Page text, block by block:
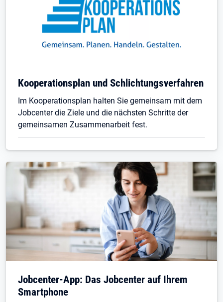
Kooperationsplan und Schlichtungsverfahren
Im Kooperationsplan halten Sie gemeinsam mit dem
Jobcenter die Ziele und die nächsten Schritte der
gemeinsamen Zusammenarbeit fest.
Jobcenter-App: Das Jobcenter auf Ihrem
Smartphone